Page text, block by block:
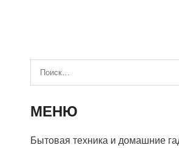
МЕНЮ
Бытовая техника и домашние